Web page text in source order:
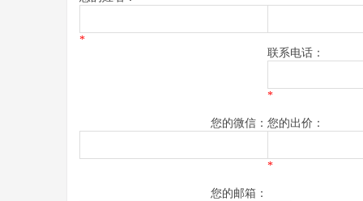
*
联系电话：
*
您的微信： 您的出价：
*
您的邮箱：